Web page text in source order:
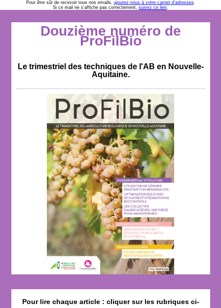
Pour être sûr de recevoir tous nos emails, ajoutez-nous à votre carnet d'adresses.
Si ce mail ne s'affiche pas correctement, suivez ce lien.
Douzième numéro de
ProFilBio
Le trimestriel des techniques de l'AB en Nouvelle-
Aquitaine.
Pour lire chaque article : cliquer sur les rubriques ci-